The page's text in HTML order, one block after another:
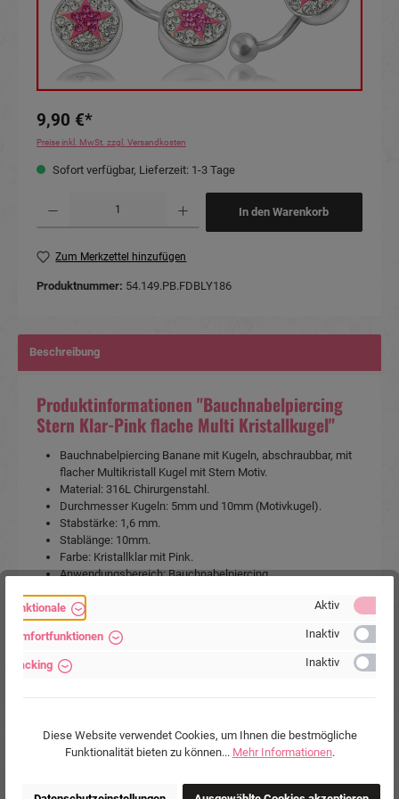
9,90 €*
Preise inkl. MwSt. zzgl. Versandkosten
Sofort verfügbar, Lieferzeit: 1-3 Tage
In den Warenkorb
Zum Merkzettel hinzufügen
Produktnummer: 54.149.PB.FDBLY186
Beschreibung
Produktinformationen "Bauchnabelpiercing
Stern Klar-Pink flache Multi Kristallkugel"
Bauchnabelpiercing Banane mit Kugeln, abschraubbar, mit
flacher Multikristall Kugel mit Stern Motiv.
Material: 316L Chirurgenstahl.
Durchmesser Kugeln: 5mm und 10mm (Motivkugel).
Stabstärke: 1,6 mm.
Stablänge: 10mm.
Farbe: Kristallklar mit Pink.
Anwendungsbereich: Bauchnabelpiercing.
Artikelart:
Verkaufseinheit:
Material:
Kristallklar
Michael Jakob, Piercing-Store.com,
Funktionale Aktiv
Komfortfunktionen Inaktiv
Tracking Inaktiv
Diese Website verwendet Cookies, um Ihnen die bestmögliche
Funktionalität bieten zu können... Mehr Informationen.